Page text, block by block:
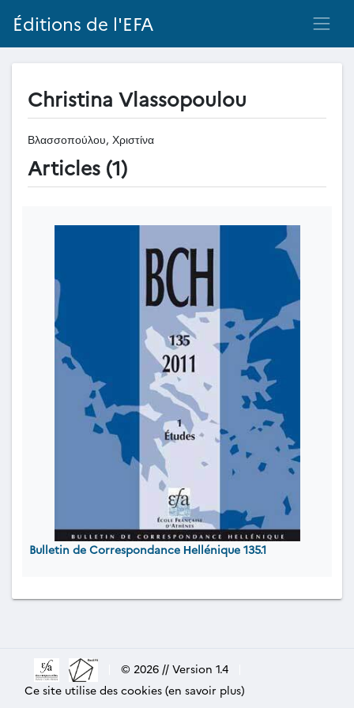
Éditions de l'EFA
Christina Vlassopoulou
Βλασσοπούλου, Χριστίνα
Articles (1)
Bulletin de Correspondance Ηellénique 135.1
© 2026 // Version 1.4
Ce site utilise des cookies (en savoir plus)